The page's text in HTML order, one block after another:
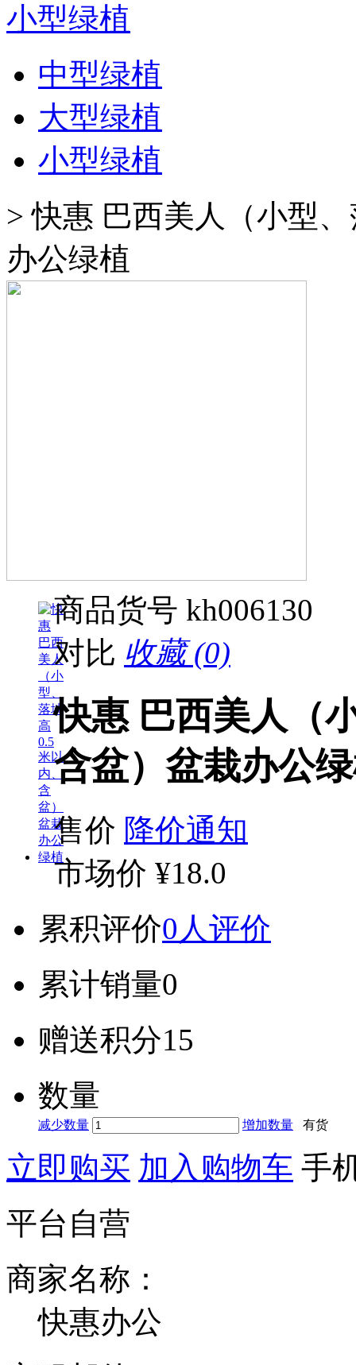
小型绿植
中型绿植
大型绿植
小型绿植
> 快惠 巴西美人（小型
办公绿植
商品货号 kh006130
对比 收藏 (0)
快惠 巴西美人（
含盆）盆栽办公
售价 降价通知
市场价 ¥18.0
累积评价0人评价
累计销量0
赠送积分15
数量
减少数量 增加数量 有货
立即购买 加入购物车 手
平台自营
商家名称：
快惠办公